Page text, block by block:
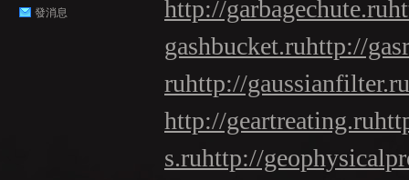
發消息
http://garbagechute.ru
gashbucket.ruhttp://
ruhttp://gaussianfilter.ru
http://geartreating.ru
s.ruhttp://